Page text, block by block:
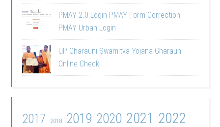
PMAY 2.0 Login PMAY Form Correction
PMAY Urban Login
UP Gharauni Swamitva Yojana Gharauni
Online Check
2017 2018 2019 2020 2021 2022